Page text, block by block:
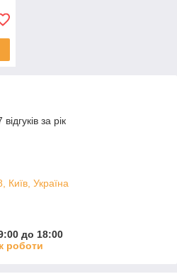
за рік
Київ, Україна
до 18:00
роботи